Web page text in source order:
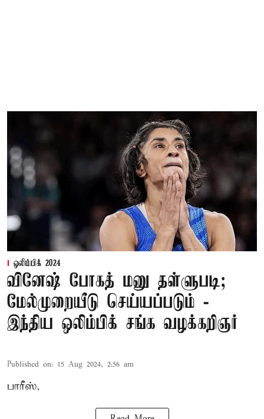
ஒலிம்பிக் 2024
வினேஷ் போகத் மனு தள்ளுபடி;
மேல்முறையீடு செய்யப்படும் -
இந்திய ஒலிம்பிக் சங்க வழக்கறிஞர்
Published on: 15 Aug 2024, 2:56 am
பாரீஸ்,